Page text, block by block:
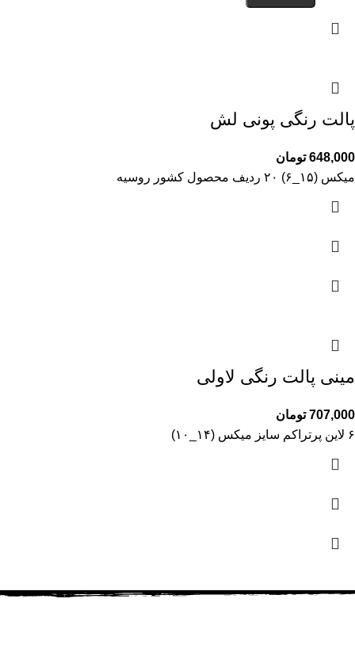
پالت رنگی پونی لش
648,000 تومان
میکس (۱۵_۶) ۲۰ ردیف محصول کشور روسیه
مینی پالت رنگی لاولی
707,000 تومان
۶ لاین پرتراکم سایز میکس (۱۴_۱۰)